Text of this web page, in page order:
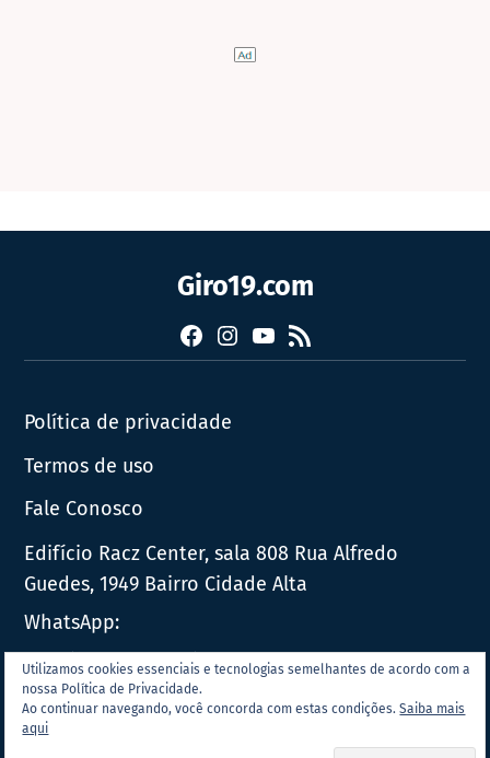
Giro19.com
Facebook
Instagram
YouTube
RSS
Política de privacidade
Termos de uso
Fale Conosco
Edifício Racz Center, sala 808 Rua Alfredo
Guedes, 1949 Bairro Cidade Alta
WhatsApp:
E-mail:contato@giro19.com.br
Utilizamos cookies essenciais e tecnologias semelhantes de acordo com a
nossa Política de Privacidade.
Ao continuar navegando, você concorda com estas condições.Saiba mais
aqui
© 2026 | TODOS OS DIREITOS RESERVADOS AO GIRO19.COM.BR.
ESTE MATERIAL NÃO PODE SER PUBLICADO, TRANSMITIDO POR